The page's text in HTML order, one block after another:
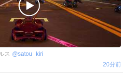
ス @satou_kiri
20分前